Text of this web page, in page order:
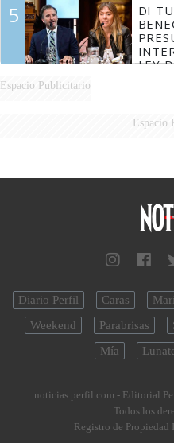
5
DI
LEY
Espacio Publicitario
Espacio
Diario Perfil Caras
Weekend
Parabrisas
Mía
noticias.perfil.com - Editorial
Todos los
Registro de